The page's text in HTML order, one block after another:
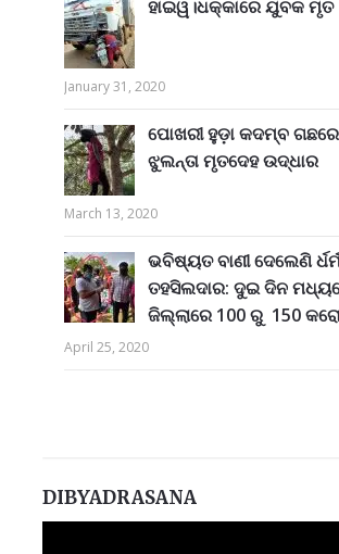
ହାଇୱ।ଧକ୍କାରେ ଯୁବକ ମୃତ
January 31, 2020
ପୋଖରୀ ହୁଡ଼ା କଦମ୍ବ
ଝୁଲନ୍ତା ମୃତଦେହ ଉଦ୍ଧାର
March 13, 2020
ଭବିଷ୍ୟତ ବାଣୀ ଦେଲେଣି
ତହସିଲଦାର: ଦୁଇ ଦିନ
ଜିଲ୍ଲାରେ 100 ରୁ 150
April 25, 2020
DIBYADRASANA